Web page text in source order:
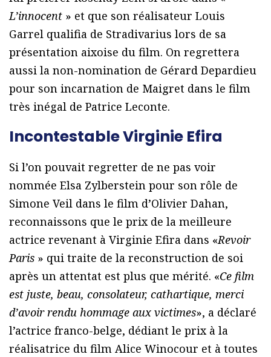
L’innocent » et que son réalisateur Louis
Garrel qualifia de Stradivarius lors de sa
présentation aixoise du film. On regrettera
aussi la non-nomination de Gérard Depardieu
pour son incarnation de Maigret dans le film
très inégal de Patrice Leconte.
Incontestable Virginie Efira
Si l’on pouvait regretter de ne pas voir
nommée Elsa Zylberstein pour son rôle de
Simone Veil dans le film d’Olivier Dahan,
reconnaissons que le prix de la meilleure
actrice revenant à Virginie Efira dans «Revoir
Paris » qui traite de la reconstruction de soi
après un attentat est plus que mérité. «Ce film
est juste, beau, consolateur, cathartique, merci
d’avoir rendu hommage aux victimes», a déclaré
l’actrice franco-belge, dédiant le prix à la
réalisatrice du film Alice Winocour et à toutes